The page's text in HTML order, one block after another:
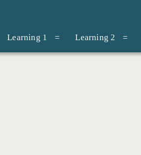
Learning 1 Learning 2